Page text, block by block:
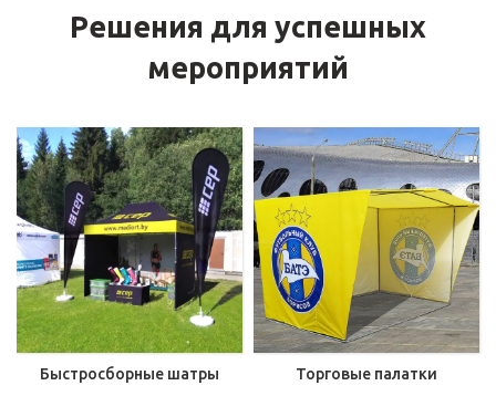
Решения для успешных
мероприятий
Быстросборные шатры Торговые палатки